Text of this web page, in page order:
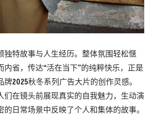
独特故事与人生经历。整体氛围轻松惬
内省，传达“活在当下 ” 的纯粹快乐，正是
牌2025秋冬系列广告大片的创作灵感。
们在镜头前展现真实的自我魅力，生动演
的日常场景中反映了个人和集体的故事。